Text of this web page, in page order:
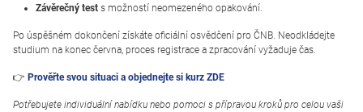
Závěrečný test s možností neomezeného opakování.
Po úspěšném dokončení získáte oficiální osvědčení pro ČNB. Neodkládejte
studium na konec června, proces registrace a zpracování vyžaduje čas.
👉 Prověřte svou situaci a objednejte si kurz ZDE
Potřebujete individuální nabídku nebo pomoci s přípravou kroků pro celou vaši